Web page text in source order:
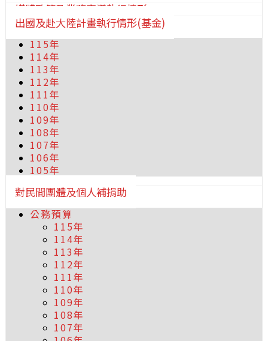
媒體政策及業務宣導執行情形
出國及赴大陸計畫執行情形(基金)
115年
114年
113年
112年
111年
110年
109年
108年
107年
106年
105年
對民間團體及個人補捐助
公務預算
115年
114年
113年
112年
111年
110年
109年
108年
107年